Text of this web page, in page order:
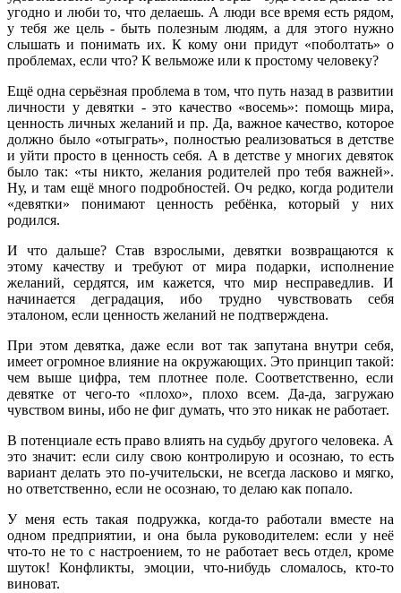
угодно и люби то, что делаешь. А люди все время есть рядом,
у тебя же цель - быть полезным людям, а для этого нужно
слышать и понимать их. К кому они придут «поболтать» о
проблемах, если что? К вельможе или к простому человеку?
Ещё одна серьёзная проблема в том, что путь назад в развитии
личности у девятки - это качество «восемь»: помощь мира,
ценность личных желаний и пр. Да, важное качество, которое
должно было «отыграть», полностью реализоваться в детстве
и уйти просто в ценность себя. А в детстве у многих девяток
было так: «ты никто, желания родителей про тебя важней».
Ну, и там ещё много подробностей. Оч редко, когда родители
«девятки» понимают ценность ребёнка, который у них
родился.
И что дальше? Став взрослыми, девятки возвращаются к
этому качеству и требуют от мира подарки, исполнение
желаний, сердятся, им кажется, что мир несправедлив. И
начинается деградация, ибо трудно чувствовать себя
эталоном, если ценность желаний не подтверждена.
При этом девятка, даже если вот так запутана внутри себя,
имеет огромное влияние на окружающих. Это принцип такой:
чем выше цифра, тем плотнее поле. Соответственно, если
девятке от чего-то «плохо», плохо всем. Да-да, загружаю
чувством вины, ибо не фиг думать, что это никак не работает.
В потенциале есть право влиять на судьбу другого человека. А
это значит: если силу свою контролирую и осознаю, то есть
вариант делать это по-учительски, не всегда ласково и мягко,
но ответственно, если не осознаю, то делаю как попало.
У меня есть такая подружка, когда-то работали вместе на
одном предприятии, и она была руководителем: если у неё
что-то не то с настроением, то не работает весь отдел, кроме
шуток! Конфликты, эмоции, что-нибудь сломалось, кто-то
виноват.